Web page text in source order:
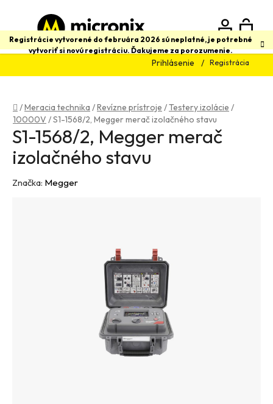
obsah
Registrácie vytvorené do februára 2026 sú neplatné, je potrebné
vytvoriť si novú registráciu. Ďakujeme za porozumenie.
Prihlásenie Registrácia
Hľadať
Domov
/Meracia technika /Revízne prístroje /Testery izolácie /
10000V /S1-1568/2, Megger merač izolačného stavu
S1-1568/2, Megger merač
izolačného stavu
Značka: Megger